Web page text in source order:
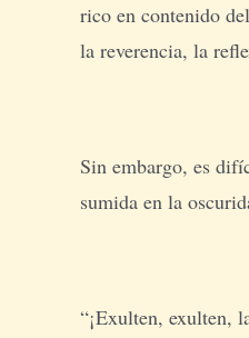
rico en contenido
la reverencia, la
Sin embargo, es
sumida en la
“¡Exulten, exulten,